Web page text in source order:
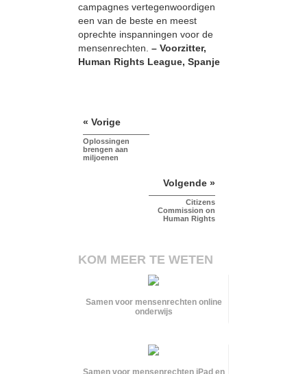
campagnes vertegenwoordigen
een van de beste en meest
oprechte inspanningen voor de
mensenrechten. – Voorzitter,
Human Rights League, Spanje
« Vorige
Oplossingen
brengen aan
miljoenen
Volgende »
Citizens
Commission on
Human Rights
KOM MEER TE WETEN
Samen voor mensenrechten online
onderwijs
Samen voor mensenrechten iPad en